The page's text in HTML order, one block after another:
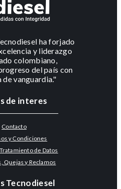
ha forjado
y liderazgo
colombiano,
del país con
vanguardia."
de interes
Contacto
y Condiciones
de Datos
Quejas y Reclamos
Tecnodiesel